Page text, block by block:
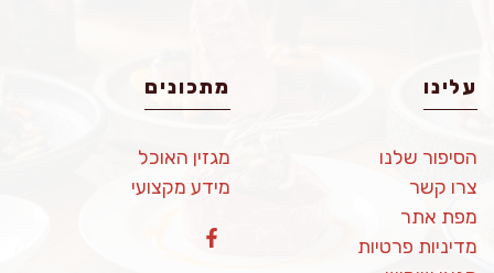
עלינו
הסיפור שלנו
צרו קשר
מפת אתר
מדיניות פרטיות
מתכונים
מגזין האוכל
מידע מקצועי